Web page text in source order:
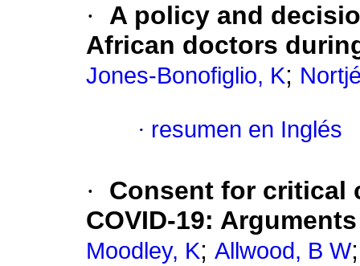
·
A policy and
African doctors
Jones-Bonofiglio, K;
· resumen en Inglés
·
Consent for critical
COVID-19:
Moodley, K; Allwood, B W